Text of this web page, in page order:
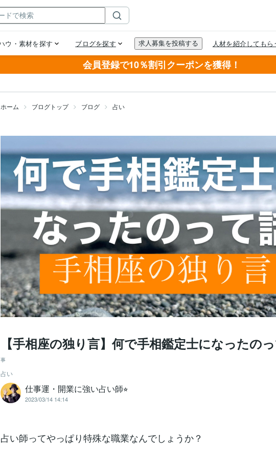
会員登録で10％割引クーポンを獲得！
ホーム ブログトップ ブログ 占い
【手相座の独り言】何で手相鑑定士になったの
事
占い
仕事運・開業に強い占い師⭐︎
2023/03/14 14:14
占い師ってやっぱり特殊な職業なんでしょうか？